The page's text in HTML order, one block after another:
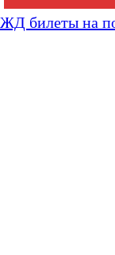
ЖД билеты на